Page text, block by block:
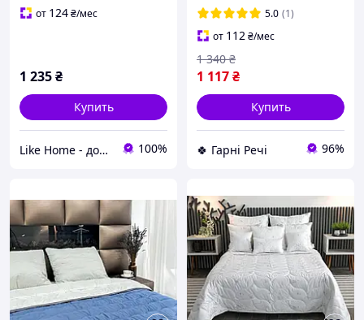
от 124₴/мес
1 235₴
Купить
Like Home - домашний уют для всей семьи. Будьте как дома 🤗 100%
5.0 (1)
от 112₴/мес
1 117₴
1 340 ₴
Купить
🍀 Гарні Речі 96%